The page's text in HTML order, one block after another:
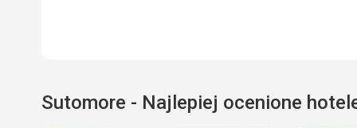
Sutomore - Najlepiej ocenione